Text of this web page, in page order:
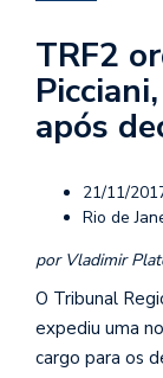
TRF2
após
21/11/
Rio de
por Vladimir
O Tribunal
expediu uma
cargo para os